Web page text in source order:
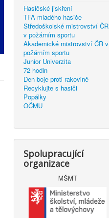
Hasičské jiskření
TFA mladého hasiče
Středoškolské mistrovství ČR
v požárním sportu
Akademické mistrovství ČR v
požárním sportu
Junior Univerzita
72 hodin
Den boje proti rakovině
Recyklujte s hasiči
Popálky
OČMU
Spolupracující
organizace
MŠMT